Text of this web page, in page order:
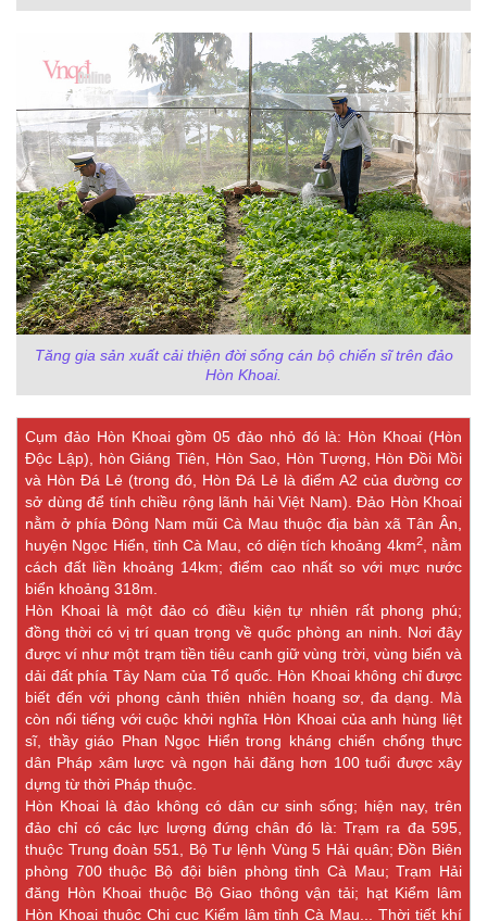
Tăng gia sản xuất cải thiện đời sống cán bộ chiến sĩ trên đảo
Hòn Khoai.
Cụm đảo Hòn Khoai gồm 05 đảo nhỏ đó là: Hòn Khoai (Hòn
Độc Lập), hòn Giáng Tiên, Hòn Sao, Hòn Tượng, Hòn Đồi Mồi
và Hòn Đá Lẻ (trong đó, Hòn Đá Lẻ là điểm A2 của đường cơ
sở dùng để tính chiều rộng lãnh hải Việt Nam). Đảo Hòn Khoai
nằm ở phía Đông Nam mũi Cà Mau thuộc địa bàn xã Tân Ân,
huyện Ngọc Hiển, tỉnh Cà Mau, có diện tích khoảng 4km2, nằm
cách đất liền khoảng 14km; điểm cao nhất so với mực nước
biển khoảng 318m.
Hòn Khoai là một đảo có điều kiện tự nhiên rất phong phú;
đồng thời có vị trí quan trọng về quốc phòng an ninh. Nơi đây
được ví như một trạm tiền tiêu canh giữ vùng trời, vùng biển và
dải đất phía Tây Nam của Tổ quốc. Hòn Khoai không chỉ được
biết đến với phong cảnh thiên nhiên hoang sơ, đa dạng. Mà
còn nổi tiếng với cuộc khởi nghĩa Hòn Khoai của anh hùng liệt
sĩ, thầy giáo Phan Ngọc Hiển trong kháng chiến chống thực
dân Pháp xâm lược và ngọn hải đăng hơn 100 tuổi được xây
dựng từ thời Pháp thuộc.
Hòn Khoai là đảo không có dân cư sinh sống; hiện nay, trên
đảo chỉ có các lực lượng đứng chân đó là: Trạm ra đa 595,
thuộc Trung đoàn 551, Bộ Tư lệnh Vùng 5 Hải quân; Đồn Biên
phòng 700 thuộc Bộ đội biên phòng tỉnh Cà Mau; Trạm Hải
đăng Hòn Khoai thuộc Bộ Giao thông vận tải; hạt Kiểm lâm
Hòn Khoai thuộc Chi cục Kiểm lâm tỉnh Cà Mau... Thời tiết khí